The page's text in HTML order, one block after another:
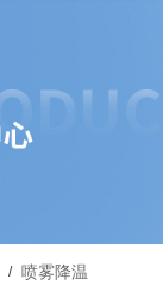
/ 喷雾降温